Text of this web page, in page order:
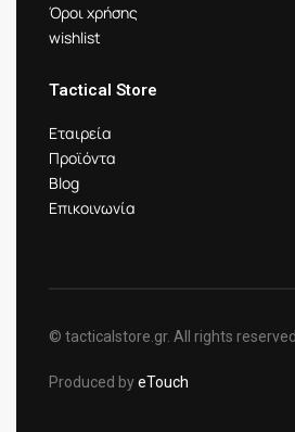
Όροι χρήσης
wishlist
Tactical Store
Εταιρεία
Προϊόντα
Blog
Επικοινωνία
© tacticalstore.gr. All rights
Produced byeTouch